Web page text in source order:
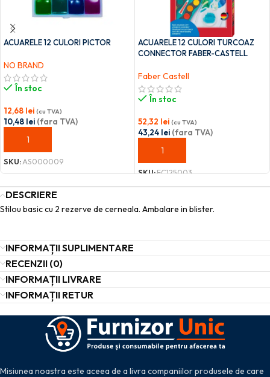
ACUARELE 12 CULORI PICTOR
NO BRAND
În stoc
12,68 lei (cu TVA)
10,48 lei (fara TVA)
ADAUGĂ ÎN COȘ
SKU:AS000009
ACUARELE 12 CULORI TURCOAZ
CONNECTOR FABER-CASTELL
Faber Castell
În stoc
52,32 lei (cu TVA)
43,24 lei (fara TVA)
ADAUGĂ ÎN COȘ
SKU:FC125003
DESCRIERE
Stilou basic cu 2 rezerve de cerneala. Ambalare in blister.
INFORMAȚII SUPLIMENTARE
RECENZII (0)
INFORMAȚII LIVRARE
INFORMAȚII RETUR
Misiunea noastra este aceea de a livra companiilor produsele de care